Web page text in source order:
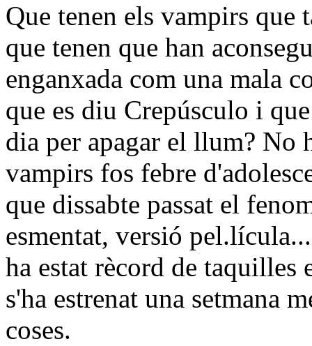
Que tenen els vampirs
que tenen que han
enganxada com una mala
que es diu Crepúsculo i
dia per apagar el llum? No
vampirs fos febre
que dissabte passat el
esmentat, versió
ha estat rècord de
s'ha estrenat una setmana
coses.